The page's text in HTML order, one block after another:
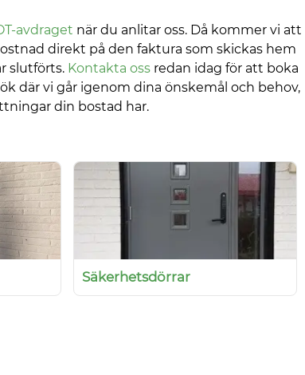
avdraget när du anlitar oss. Då kommer vi att
direkt på den faktura som skickas hem
slutförts. Kontakta oss redan idag för att boka
där vi går igenom dina önskemål och behov,
din bostad har.
Säkerhetsdörrar